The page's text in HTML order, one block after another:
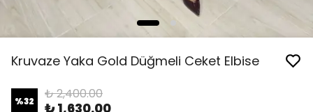
Kruvaze Yaka Gold Düğmeli Ceket Elbise
%32 ₺ 2,400.00